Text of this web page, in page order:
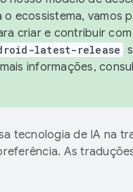
ecossistema, vamos
criar e contribuir com
latest-release
informações,
tecnologia de IA na
As